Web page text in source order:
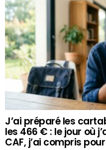
J’ai préparé les
les 466 € : le jour où
CAF, j’ai compris